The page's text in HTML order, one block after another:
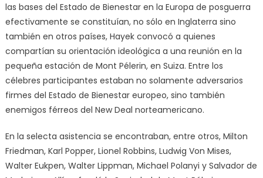
las bases del Estado de Bienestar en la Europa de posguerra
efectivamente se constituían, no sólo en Inglaterra sino
también en otros países, Hayek convocó a quienes
compartían su orientación ideológica a una reunión en la
pequeña estación de Mont Pélerin, en Suiza. Entre los
célebres participantes estaban no solamente adversarios
firmes del Estado de Bienestar europeo, sino también
enemigos férreos del New Deal norteamericano.
En la selecta asistencia se encontraban, entre otros, Milton
Friedman, Karl Popper, Lionel Robbins, Ludwig Von Mises,
Walter Eukpen, Walter Lippman, Michael Polanyi y Salvador de